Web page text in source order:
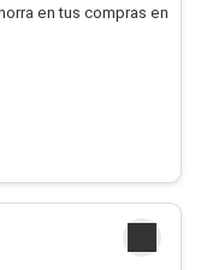
en tus compras en